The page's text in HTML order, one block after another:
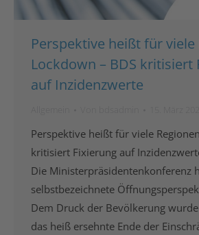
Perspektive heißt für viele
Lockdown – BDS kritisiert
auf Inzidenzwerte
Perspektive heißt für viele
kritisiert Fixierung auf
Die Ministerpräsidentenkonferenz
selbstbezeichnete
Dem Druck der Bevölkerung
das heiß ersehnte Ende der